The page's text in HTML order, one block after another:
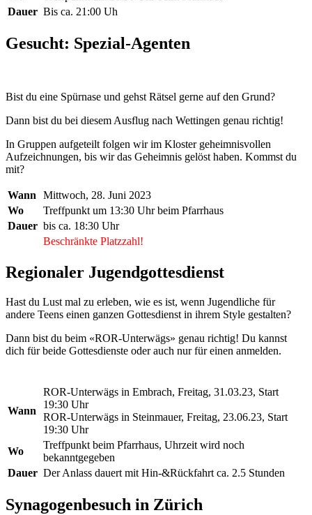
Dauer Bis ca. 21:00 Uh
Gesucht: Spezial-Agenten
Bist du eine Spürnase und gehst Rätsel gerne auf den Grund?
Dann bist du bei diesem Ausflug nach Wettingen genau richtig!
In Gruppen aufgeteilt folgen wir im Kloster geheimnisvollen
Aufzeichnungen, bis wir das Geheimnis gelöst haben. Kommst du
mit?
Wann
Mittwoch, 28. Juni 2023
Wo
Treffpunkt um 13:30 Uhr beim Pfarrhaus
Dauer bis ca. 18:30 Uhr
Beschränkte Platzzahl!
Regionaler Jugendgottesdienst
Hast du Lust mal zu erleben, wie es ist, wenn Jugendliche für
andere Teens einen ganzen Gottesdienst in ihrem Style gestalten?
Dann bist du beim «ROR-Unterwägs» genau richtig! Du kannst
dich für beide Gottesdienste oder auch nur für einen anmelden.
Wann
ROR-Unterwägs in Embrach, Freitag, 31.03.23, Start
19:30 Uhr
ROR-Unterwägs in Steinmauer, Freitag, 23.06.23, Start
19:30 Uhr
Wo
Treffpunkt beim Pfarrhaus, Uhrzeit wird noch
bekanntgegeben
Dauer Der Anlass dauert mit Hin-&Rückfahrt ca. 2.5 Stunden
Synagogenbesuch in Zürich